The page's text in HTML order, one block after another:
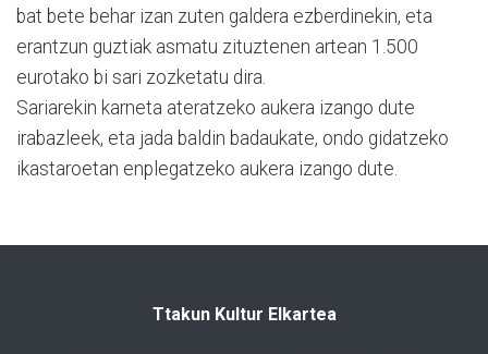
bat bete behar izan zuten galdera ezberdinekin, eta
erantzun guztiak asmatu zituztenen artean 1.500
eurotako bi sari zozketatu dira.
Sariarekin karneta ateratzeko aukera izango dute
irabazleek, eta jada baldin badaukate, ondo gidatzeko
ikastaroetan enplegatzeko aukera izango dute.
Ttakun Kultur Elkartea